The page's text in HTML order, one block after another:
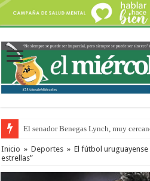
El senador Benegas Lynch, muy
Inicio » Deportes » El fútbol
estrellas”